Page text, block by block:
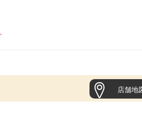
店舗地